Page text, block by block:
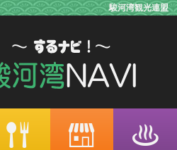
駿河湾観光連盟